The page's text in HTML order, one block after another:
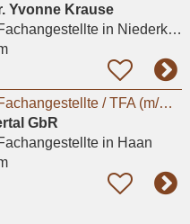
Yvonne Krause
in Niederkassel
Tiermedizinische Fachangestellte / TFA (m/w/d) - Haan (Düsseldorf)
GbR
in Haan